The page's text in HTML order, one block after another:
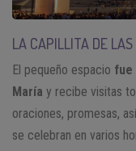
LA CAPILLITA DE
El pequeño espacio fue
María y recibe visitas
oraciones, promesas,
se celebran en varios